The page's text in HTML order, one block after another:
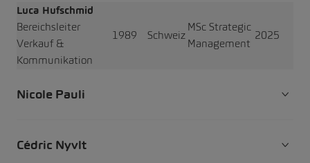
Luca Hufschmid
Bereichsleiter
Verkauf &
Kommunikation
1989 Schweiz
MSc Strategic
Management
2025
Nicole Pauli
Cédric Nyvlt